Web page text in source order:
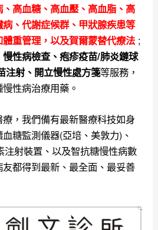
、高血糖、高血壓、高血脂、高
、代謝症候群、甲狀腺疾患等
重管理，以及賀爾蒙替代療法 ;
性病檢查、疱疹疫苗/肺炎鏈球
注射、開立慢性處方箋等服務，
性病治療用藥。
，我們備有最新醫療科技如身
糖監測儀器(亞培、美敦力)、
射裝置、以及智抗糖慢性病數
都得到最新、最全面、最妥善